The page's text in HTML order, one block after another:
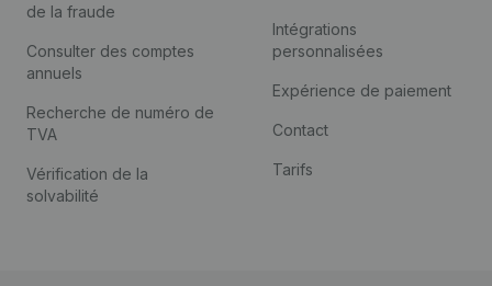
de la fraude
Consulter des comptes
annuels
Recherche de numéro de
TVA
Vérification de la
solvabilité
Intégrations
personnalisées
Expérience de paiement
Contact
Tarifs